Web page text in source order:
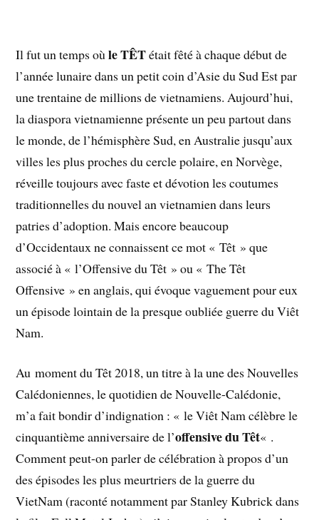
Il fut un temps oùle TÊTétait fêté à chaque début de
l’année lunaire dans un petit coin d’Asie du Sud Est par
une trentaine de millions de vietnamiens. Aujourd’hui,
la diaspora vietnamienne présente un peu partout dans
le monde, de l’hémisphère Sud, en Australie jusqu’aux
villes les plus proches du cercle polaire, en Norvège,
réveille toujours avec faste et dévotion les coutumes
traditionnelles du nouvel an vietnamien dans leurs
patries d’adoption. Mais encore beaucoup
d’Occidentaux ne connaissent ce mot « Têt » que
associé à « l’Offensive du Têt » ou « The Têt
Offensive » en anglais, qui évoque vaguement pour eux
un épisode lointain de la presque oubliée guerre du Viêt
Nam.
Au moment du Têt 2018, un titre à la une des Nouvelles
Calédoniennes, le quotidien de Nouvelle-Calédonie,
m’a fait bondir d’indignation : « le Viêt Nam célèbre le
cinquantième anniversaire de l’offensive du Têt« .
Comment peut-on parler de célébration à propos d’un
des épisodes les plus meurtriers de la guerre du
VietNam (raconté notamment par Stanley Kubrick dans